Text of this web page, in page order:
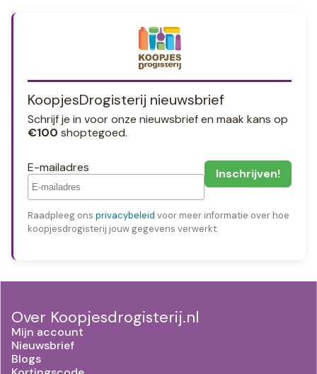
KoopjesDrogisterij nieuwsbrief
Schrijf je in voor onze nieuwsbrief en maak kans op
€100 shoptegoed.
E-mailadres
Raadpleeg ons privacybeleid voor meer informatie over hoe
koopjesdrogisterij jouw gegevens verwerkt.
Over Koopjesdrogisterij.nl
Mijn account
Nieuwsbrief
Blogs